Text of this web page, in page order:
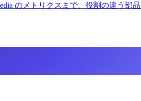
のメトリクスまで、役割の違う